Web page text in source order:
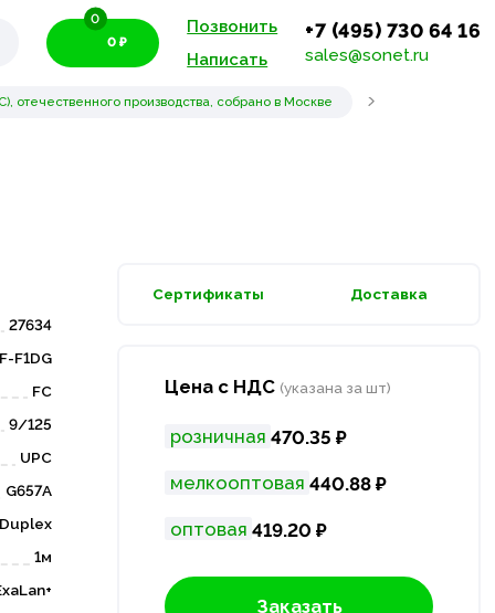
0 ₽
0
Позвонить
Написать
+7 (495) 730 64 16
sales@sonet.ru
отечественного производства, собрано в Москве
27634
F1DG
FC
9/125
UPC
G657A
Duplex
1м
Сертификаты Доставка
Цена с НДС (указана за шт)
розничная 470.35 ₽
мелкооптовая 440.88 ₽
оптовая 419.20 ₽
Заказать